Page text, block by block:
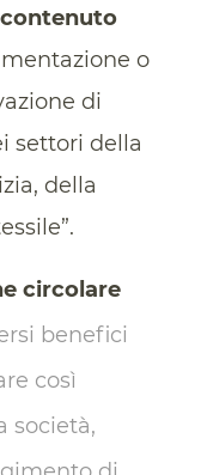
contenuto
o
di
settori della
della
circolare
benefici
così
società,